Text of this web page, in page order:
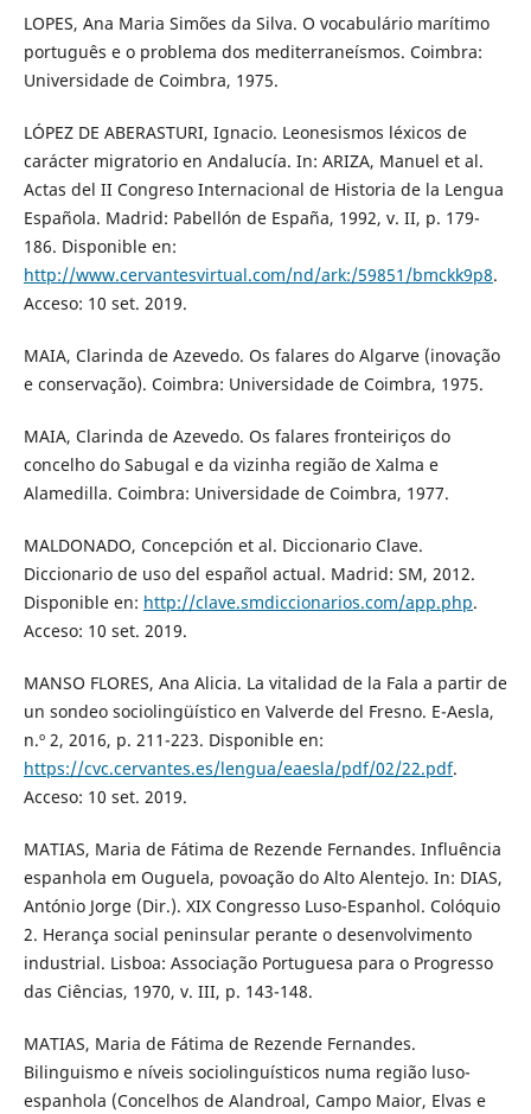
LOPES, Ana Maria Simões da Silva. O vocabulário marítimo
português e o problema dos mediterraneísmos. Coimbra:
Universidade de Coimbra, 1975.
LÓPEZ DE ABERASTURI, Ignacio. Leonesismos léxicos de
carácter migratorio en Andalucía. In: ARIZA, Manuel et al.
Actas del II Congreso Internacional de Historia de la Lengua
Española. Madrid: Pabellón de España, 1992, v. II, p. 179-
186. Disponible en:
http://www.cervantesvirtual.com/nd/ark:/59851/bmckk9p8.
Acceso: 10 set. 2019.
MAIA, Clarinda de Azevedo. Os falares do Algarve (inovação
e conservação). Coimbra: Universidade de Coimbra, 1975.
MAIA, Clarinda de Azevedo. Os falares fronteiriços do
concelho do Sabugal e da vizinha região de Xalma e
Alamedilla. Coimbra: Universidade de Coimbra, 1977.
MALDONADO, Concepción et al. Diccionario Clave.
Diccionario de uso del español actual. Madrid: SM, 2012.
Disponible en: http://clave.smdiccionarios.com/app.php.
Acceso: 10 set. 2019.
MANSO FLORES, Ana Alicia. La vitalidad de la Fala a partir de
un sondeo sociolingüístico en Valverde del Fresno. E-Aesla,
n.º 2, 2016, p. 211-223. Disponible en:
https://cvc.cervantes.es/lengua/eaesla/pdf/02/22.pdf.
Acceso: 10 set. 2019.
MATIAS, Maria de Fátima de Rezende Fernandes. Influência
espanhola em Ouguela, povoação do Alto Alentejo. In: DIAS,
António Jorge (Dir.). XIX Congresso Luso-Espanhol. Colóquio
2. Herança social peninsular perante o desenvolvimento
industrial. Lisboa: Associação Portuguesa para o Progresso
das Ciências, 1970, v. III, p. 143-148.
MATIAS, Maria de Fátima de Rezende Fernandes.
Bilinguismo e níveis sociolinguísticos numa região luso-
espanhola (Concelhos de Alandroal, Campo Maior, Elvas e